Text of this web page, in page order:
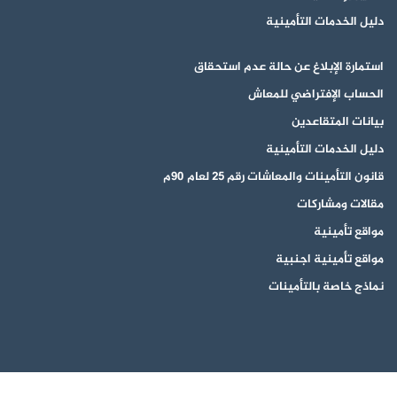
دليل الخدمات التأمينية
استمارة الإبلاغ عن حالة عدم استحقاق
الحساب الإفتراضي للمعاش
بيانات المتقاعدين
دليل الخدمات التأمينية
قانون التأمينات والمعاشات رقم 25 لعام 90م
مقالات ومشاركات
مواقع تأمينية
مواقع تأمينية اجنبية
نماذج خاصة بالتأمينات